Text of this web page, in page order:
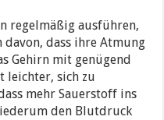
regelmäßig ausführen,
dass ihre Atmung
Gehirn mit genügend
leichter, sich zu
mehr Sauerstoff ins
den Blutdruck